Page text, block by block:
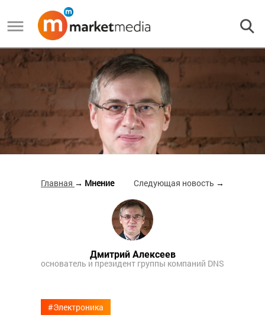
Главная → Мнение Следующая новость →
Дмитрий Алексеев
основатель и президент группы компаний DNS
#Электроника